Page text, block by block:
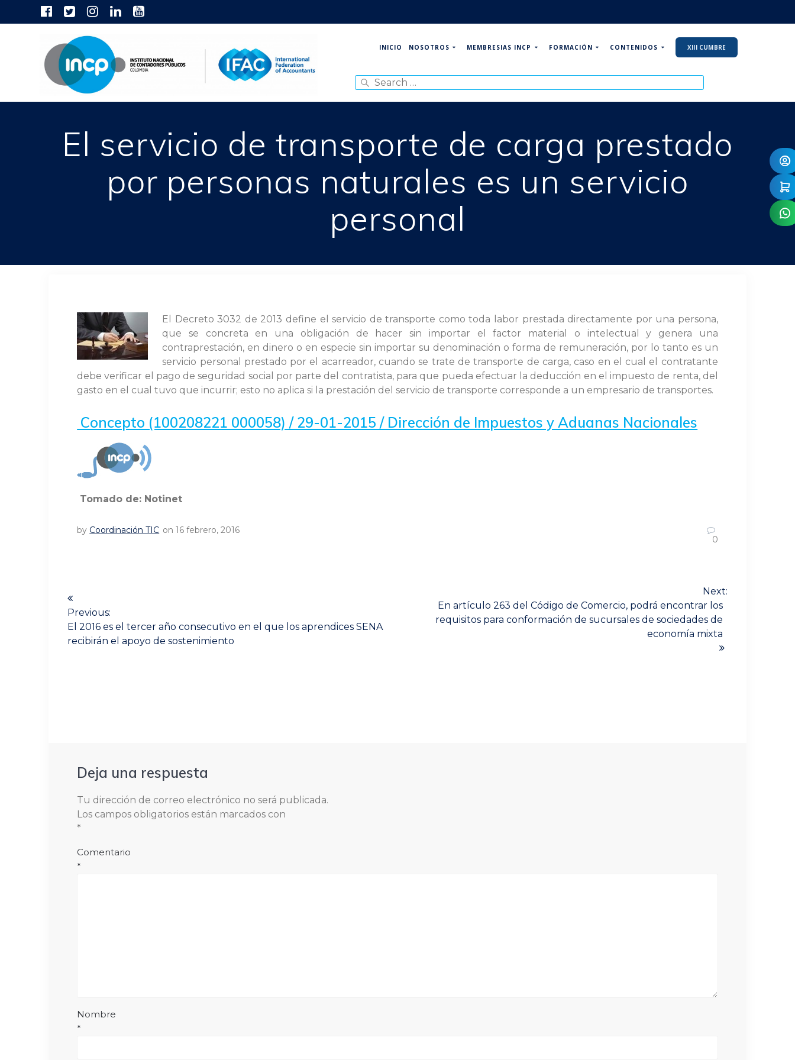
INICIO NOSOTROS MEMBRESIAS INCP FORMACIÓN CONTENIDOS XIII CUMBRE
for:
El servicio de transporte de carga prestado
por personas naturales es un servicio
personal
El Decreto 3032 de 2013 define el servicio de transporte como toda labor prestada directamente por una persona,
que se concreta en una obligación de hacer sin importar el factor material o intelectual y genera una
contraprestación, en dinero o en especie sin importar su denominación o forma de remuneración, por lo tanto es un
servicio personal prestado por el acarreador, cuando se trate de transporte de carga, caso en el cual el contratante
debe verificar el pago de seguridad social por parte del contratista, para que pueda efectuar la deducción en el impuesto de renta, del
gasto en el cual tuvo que incurrir; esto no aplica si la prestación del servicio de transporte corresponde a un empresario de transportes.
Concepto (100208221 000058) / 29-01-2015 / Dirección de Impuestos y Aduanas Nacionales
Tomado de: Notinet
by Coordinación TIC on 16 febrero, 2016
0
de
entradas
Previous:
Previous
post:
El 2016 es el tercer año consecutivo en el que los aprendices SENA
recibirán el apoyo de sostenimiento
Next:
En artículo 263 del Código de Comercio, podrá encontrar los
requisitos para conformación de sucursales de sociedades de
economía mixta
Deja una respuesta
Tu dirección de correo electrónico no será publicada.
Los campos obligatorios están marcados con
*
Comentario
*
Nombre
*